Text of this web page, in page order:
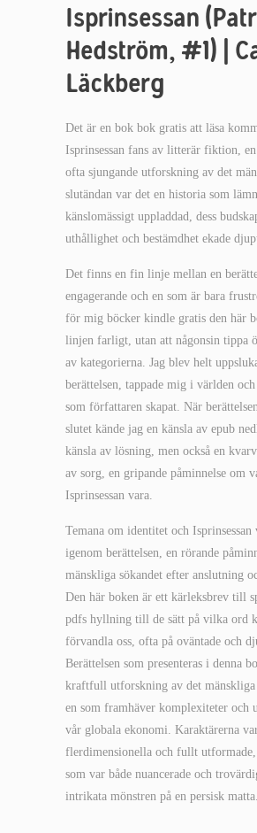
Isprinsessan
Hedström, #1) |
Läckberg
Det är en bok bok gratis att läsa
Isprinsessan fans av litterär fiktion, en
ofta sjungande utforskning av det
slutändan var det en historia som
känslomässigt uppladdad, dess
uthållighet och bestämdhet ekade
Det finns en fin linje mellan en
engagerande och en som är bara
för mig böcker kindle gratis den här
linjen farligt, utan att någonsin tippa
av kategorierna. Jag blev helt
berättelsen, tappade mig i världen
som författaren skapat. När
slutet kände jag en känsla av epub
känsla av lösning, men också en
av sorg, en gripande påminnelse om
Isprinsessan vara.
Temana om identitet och Isprinsessan
igenom berättelsen, en rörande
mänskliga sökandet efter anslutning
Den här boken är ett kärleksbrev till
pdfs hyllning till de sätt på vilka ord
förvandla oss, ofta på oväntade och
Berättelsen som presenteras i denna
kraftfull utforskning av det
en som framhäver komplexiteter och
vår globala ekonomi. Karaktärerna
flerdimensionella och fullt
som var både nuancerade och
intrikata mönstren på en persisk matta.